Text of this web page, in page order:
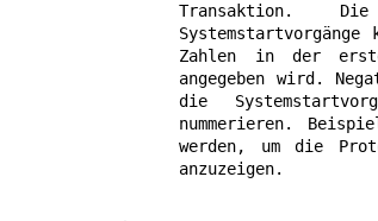
Transaktion.
Zahlen in der
angegeben wird.
die
nummerieren.
werden, um die
anzuzeigen.